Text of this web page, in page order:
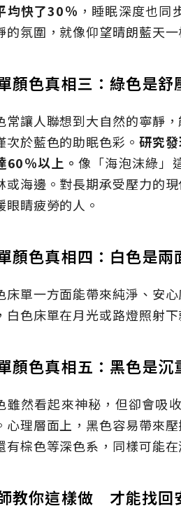
均快了30％ ，睡眠深度也
的氛圍，就像仰望晴朗藍天
顏色真相三：綠色是舒
常讓人聯想到大自然的寧靜
次於藍色的助眠色彩。 研究
60％以上。 像「海泡沫綠」
或海邊。對長期承受壓力的
眼睛疲勞的人。
顏色真相四：白色是兩
床單一方面能帶來純淨、安
白色床單在月光或路燈照射
顏色真相五：黑色是沉
雖然看起來神秘，但卻會吸
心理層面上，黑色容易帶來
有棕色等深色系，同樣可能
教你這樣做 才能找回